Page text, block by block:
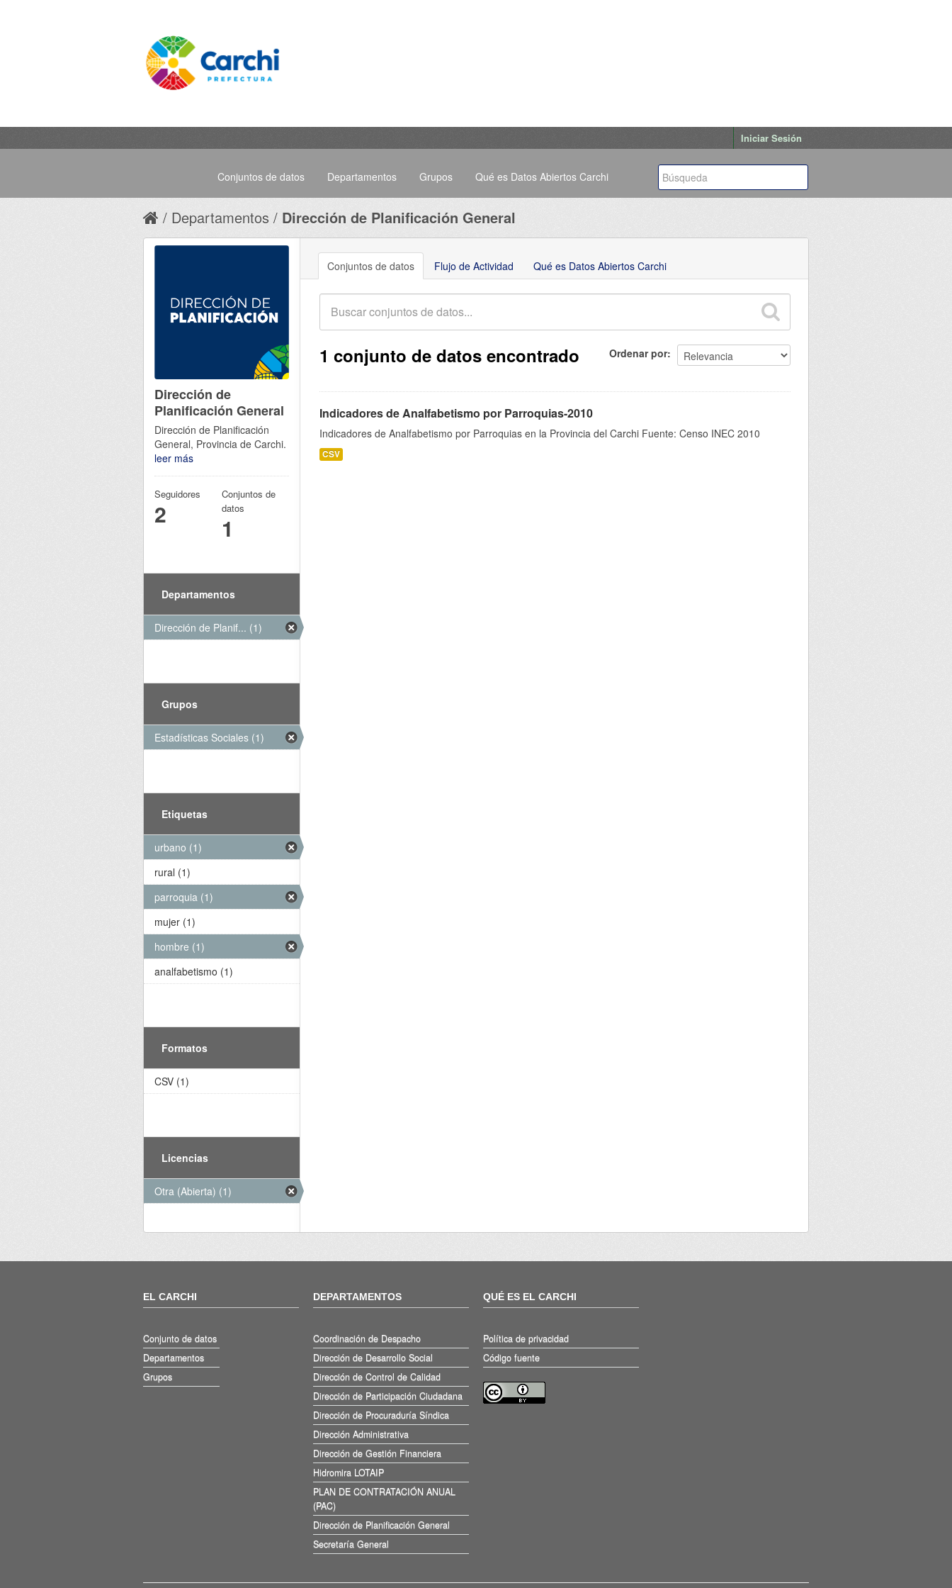
Iniciar Sesión
Conjuntos de datos Departamentos Grupos Qué es Datos Abiertos Carchi
Departamentos Dirección de Planificación General
Conjuntos de datos Flujo de Actividad Qué es Datos Abiertos Carchi
Ordenar por
1 conjunto de datos encontrado
Indicadores de Analfabetismo por Parroquias-2010
Indicadores de Analfabetismo por Parroquias en la Provincia del Carchi Fuente: Censo INEC 2010
CSV
Dirección de
Planificación General
Dirección de Planificación
General, Provincia de Carchi.
leer más
Seguidores
2
Conjuntos de
datos
1
Departamentos
Dirección de Planif... (1)
Grupos
Estadísticas Sociales (1)
Etiquetas
urbano (1)
rural (1)
parroquia (1)
mujer (1)
hombre (1)
analfabetismo (1)
Formatos
CSV (1)
Licencias
Otra (Abierta) (1)
EL CARCHI
Conjunto de datos
Departamentos
Grupos
DEPARTAMENTOS
Coordinación de Despacho
Dirección de Desarrollo Social
Dirección de Control de Calidad
Dirección de Participación Ciudadana
Dirección de Procuraduría Síndica
Dirección Administrativa
Dirección de Gestión Financiera
Hidromira LOTAIP
PLAN DE CONTRATACIÓN ANUAL
(PAC)
Dirección de Planificación General
Secretaría General
QUÉ ES EL CARCHI
Política de privacidad
Código fuente